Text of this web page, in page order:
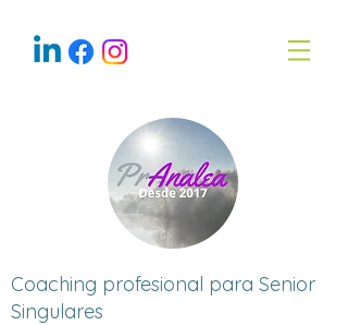
Coaching profesional para Senior
Singulares